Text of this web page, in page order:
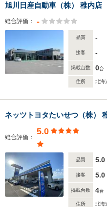
旭川日産自動車（株） 稚内店
総合評価： -
品質 -
接客 -
掲載台数 0台
住所 北海
ネッツトヨタたいせつ（株）
総合評価：
5.0
品質 5.0
接客 5.0
掲載台数 4台
住所 北海